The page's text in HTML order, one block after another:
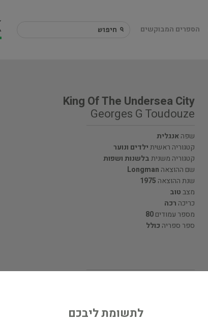
הספרים המבוקשים
King Of The Undersea City
Georges G Toudouze
שפהאנגלית
קטגוריה ראשיתילדים ונוער
קטגוריה משניתבלשנות ושפות
שם ההוצאה Longman
שנת ההוצאה 1975
מצבטוב
כריכה רכה
מספר עמודים80
ספר ספריה כולל
לתשומת ליבכם